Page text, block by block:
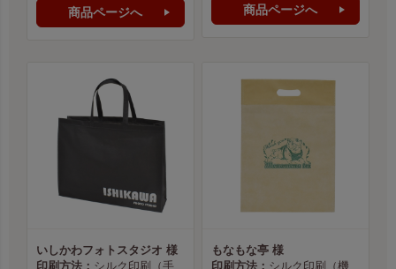
商品ページへ 商品ページへ
いしかわフォトスタジオ 様
印刷方法： シルク印刷（手
もなもな亭 様
印刷方法： シルク印刷（機